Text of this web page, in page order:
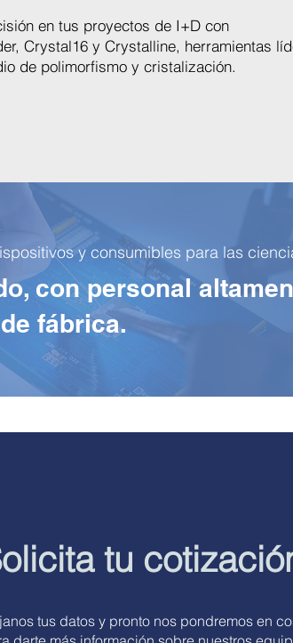
en tus proyectos de I+D con
Crystal16 y Crystalline, herramientas
de polimorfismo y cristalización.
y consumibles para las
con personal
fábrica.
tu
tus datos y pronto nos pondremos en